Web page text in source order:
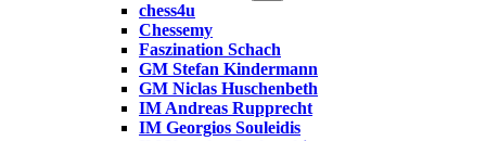
chess4u
Chessemy
Faszination Schach
GM Stefan Kindermann
GM Niclas Huschenbeth
IM Andreas Rupprecht
IM Georgios Souleidis